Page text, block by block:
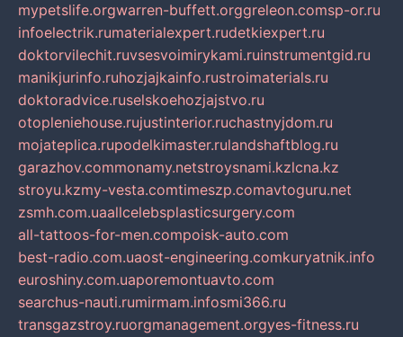
mypetslife.orgwarren-buffett.orggreleon.comsp-or.ru
infoelectrik.rumaterialexpert.rudetkiexpert.ru
doktorvilechit.ruvsesvoimirykami.ruinstrumentgid.ru
manikjurinfo.ruhozjajkainfo.rustroimaterials.ru
doktoradvice.ruselskoehozjajstvo.ru
otopleniehouse.rujustinterior.ruchastnyjdom.ru
mojateplica.rupodelkimaster.rulandshaftblog.ru
garazhov.commonamy.netstroysnami.kzlcna.kz
stroyu.kzmy-vesta.comtimeszp.comavtoguru.net
zsmh.com.uaallcelebsplasticsurgery.com
all-tattoos-for-men.compoisk-auto.com
best-radio.com.uaost-engineering.comkuryatnik.info
euroshiny.com.uaporemontuavto.com
searchus-nauti.rumirmam.infosmi366.ru
transgazstroy.ruorgmanagement.orgyes-fitness.ru